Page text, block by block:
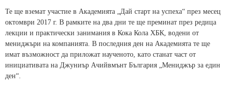
Те ще вземат участие в Академията „Дай старт на успеха“ през месец
октомври 2017 г. В рамките на два дни те ще преминат през редица
лекции и практически занимания в Кока Кола ХБК, водени от
мениджъри на компанията. В последния ден на Академията те ще
имат възможност да приложат наученото, като станат част от
инициативата на Джуниър Ачийвмънт България „Мениджър за един
ден“.